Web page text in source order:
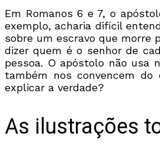
Em Romanos 6 e 7, o
exemplo, acharia difícil
sobre um escravo que morre
dizer quem é o senhor de
pessoa. O apóstolo não usa
também nos convencem do
explicar a verdade?
As ilustrações